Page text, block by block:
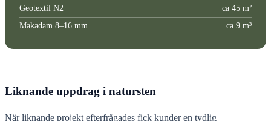
Geotextil N2
ca 45 m²
Makadam 8–16 mm
ca 9 m³
Liknande uppdrag i natursten
När liknande projekt efterfrågades fick kunder en tydlig